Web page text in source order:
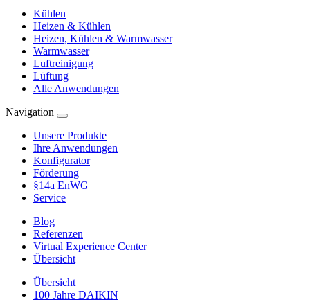
Kühlen
Heizen & Kühlen
Heizen, Kühlen & Warmwasser
Warmwasser
Luftreinigung
Lüftung
Alle Anwendungen
Navigation
Unsere Produkte
Ihre Anwendungen
Konfigurator
Förderung
§14a EnWG
Service
Blog
Referenzen
Virtual Experience Center
Übersicht
Übersicht
100 Jahre DAIKIN